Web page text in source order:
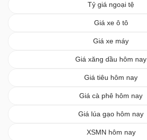
Tỷ giá ngoại tệ
Giá xe ô tô
Giá xe máy
Giá xăng dầu hôm nay
Giá tiêu hôm nay
Giá cà phê hôm nay
Giá lúa gạo hôm nay
XSMN hôm nay